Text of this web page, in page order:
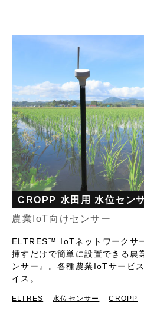
CROPP 水田用 水位セン
農業IoT向けセンサー
ELTRES™ IoTネットワークサ
挿すだけで簡単に設置できる農
ンサー』。各種農業IoTサービ
イス。
ELTRES 水位センサー CROPP